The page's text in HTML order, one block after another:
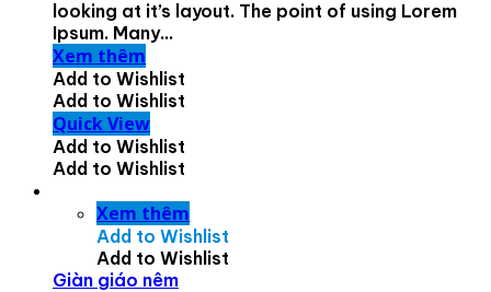
looking at it’s layout. The point of using Lorem
Ipsum. Many...
Xem thêm
Add to Wishlist
Add to Wishlist
Quick View
Add to Wishlist
Add to Wishlist
Xem thêm
Add to Wishlist
Add to Wishlist
Giàn giáo nêm